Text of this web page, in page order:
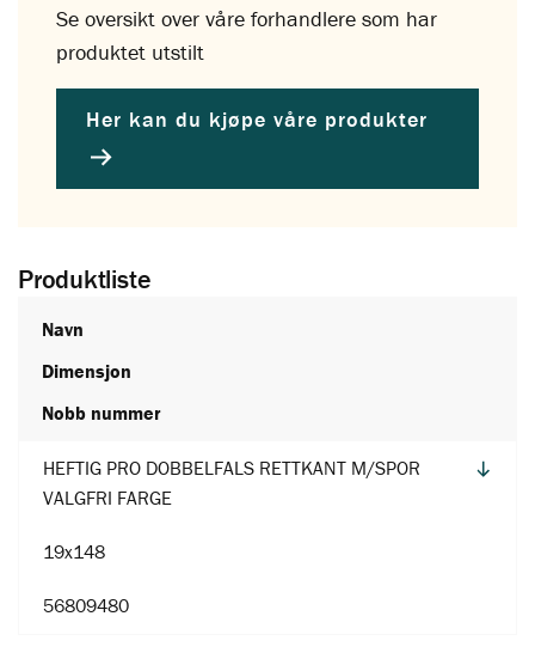
Se oversikt over våre forhandlere som har
produktet utstilt
Her kan du kjøpe våre produkter
Produktliste
Navn
Dimensjon
Nobb nummer
HEFTIG PRO DOBBELFALS RETTKANT M/SPOR
VALGFRI FARGE
19x148
56809480